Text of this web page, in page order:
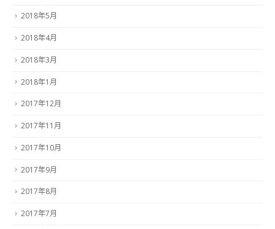
2018年5月
2018年4月
2018年3月
2018年1月
2017年12月
2017年11月
2017年10月
2017年9月
2017年8月
2017年7月